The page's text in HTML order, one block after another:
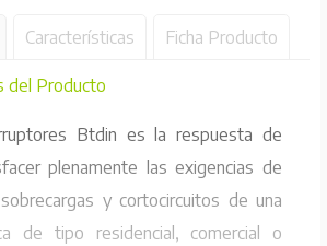
Características Ficha Producto
del Producto
Btdin es la respuesta de
plenamente las exigencias de
y cortocircuitos de una
de tipo residencial, comercial o